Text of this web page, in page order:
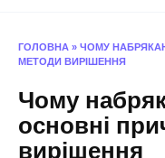
ГОЛОВНА » ЧОМУ
МЕТОДИ ВИРІШЕННЯ
Чому
основні
вирішення